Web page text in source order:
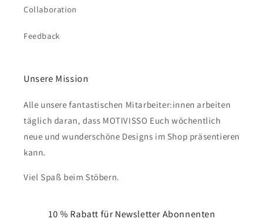
Collaboration
Feedback
Unsere Mission
Alle unsere fantastischen Mitarbeiter:innen arbeiten
täglich daran, dass MOTIVISSO Euch wöchentlich
neue und wunderschöne Designs im Shop präsentieren
kann.
Viel Spaß beim Stöbern.
10 % Rabatt für Newsletter Abonnenten